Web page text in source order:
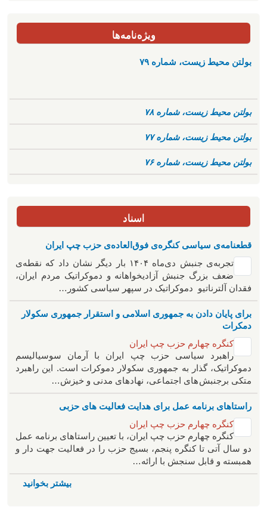
ویژه‌نامه‌ها
بولتن محیط زیست، شماره ۷۹
بولتن محیط زیست، شماره ۷۸
بولتن محیط زیست، شماره ۷۷
بولتن محیط زیست، شماره ۷۶
اسناد
قطعنامه‌ی سیاسی کنگره‌ی فوق‌العاده‌ی حزب چپ ایران
تجربه‌ی جنبش دی‌ماه ۱۴۰۴ بار دیگر نشان داد که نقطه‌ی
ضعف بزرگ جنبش آزادیخواهانه و دموکراتیک مردم ایران،
فقدان آلترناتیو دموکراتیک در سپهر سیاسی کشور…
برای پایان دادن به جمهوری اسلامی و استقرار جمهوری سکولار
دمکرات
کنگره چهارم حزب چپ ایران
راهبرد سياسی حزب چپ ایران با آرمان سوسیالیسم
دموکراتیک، گذار به جمهوری سکولار دموکرات است. این راهبرد
متکی برجنبش های اجتماعی، نهادهای مدنی و خیزش‌…
راستاهای برنامه عمل برای هدایت فعالیت های حزبی
کنگره چهارم حزب چپ ایران
کنگره چهارم حزب چپ ایران، با تعیین راستاهای برنامه عمل
دو سال آتی تا کنگره پنجم، بسیج حزب را در فعالیت جهت دار و
همبسته و قابل سنجش با ارائه…
بیشتر بخوانید